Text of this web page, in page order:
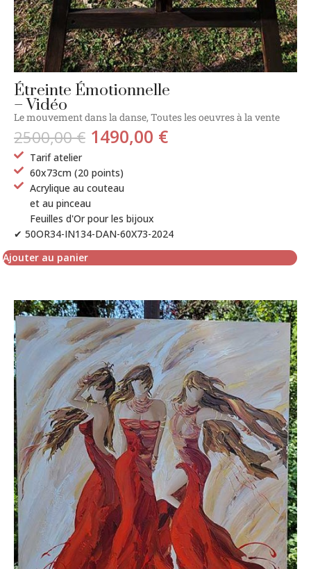
Étreinte Émotionnelle
– Vidéo
Le mouvement dans la danse, Toutes les oeuvres à la vente
2500,00€ 1490,00 €
Tarif atelier
60x73cm (20 points)
Acrylique au couteau
et au pinceau
Feuilles d'Or pour les bijoux
✔ 50OR34-IN134-DAN-60X73-2024
Ajouter au panier